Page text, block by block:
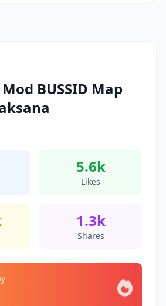
BUSSID Map
5.6k
Likes
1.3k
Shares